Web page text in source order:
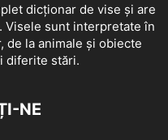
dicționar de vise și are
Visele sunt interpretate în
de la animale și obiecte
diferite stări.
NE